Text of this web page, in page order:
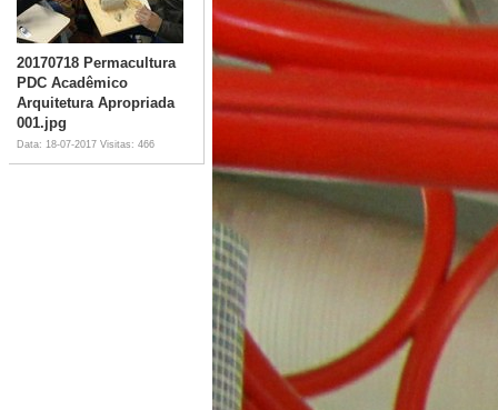
20170718 Permacultura
PDC Acadêmico
Arquitetura Apropriada
001.jpg
Data: 18-07-2017 Visitas: 466